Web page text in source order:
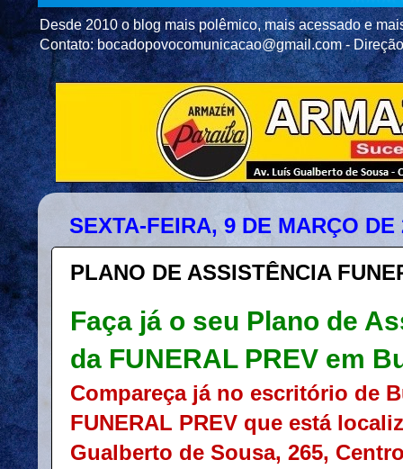
Desde 2010 o blog mais polêmico, mais acessado e
Contato: bocadopovocomunicacao@gmail.com -
SEXTA-FEIRA, 9 DE MARÇO DE
PLANO DE ASSISTÊNCIA
Faça já o seu Plano de
da FUNERAL PREV em
Compareça já no escritório de
FUNERAL PREV que está
Gualberto de Sousa, 265,